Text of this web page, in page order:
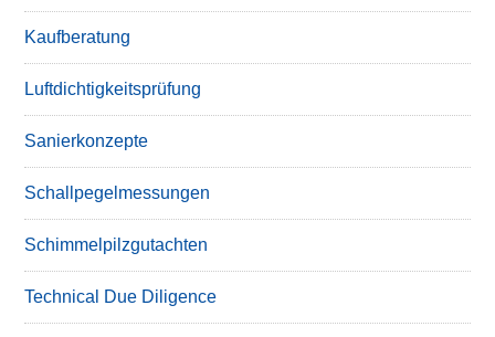
Kaufberatung
Luftdichtigkeitsprüfung
Sanierkonzepte
Schallpegelmessungen
Schimmelpilzgutachten
Technical Due Diligence